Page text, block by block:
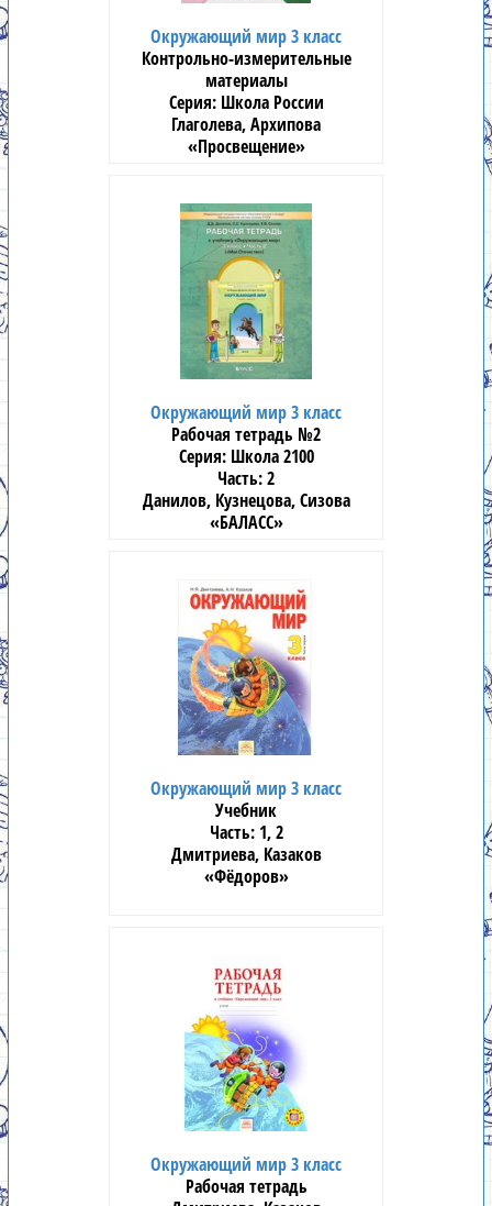
Окружающий мир 3 класс
Контрольно-измерительные
материалы
Школа России
Глаголева, Архипова
«Просвещение»
Окружающий мир 3 класс
Рабочая тетрадь №2
Школа 2100
2
Данилов, Кузнецова, Сизова
«БАЛАСС»
Окружающий мир 3 класс
Учебник
1, 2
Дмитриева, Казаков
«Фёдоров»
Окружающий мир 3 класс
Рабочая тетрадь